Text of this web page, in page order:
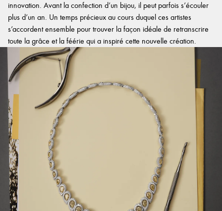
innovation. Avant la confection d’un bijou, il peut parfois s’écouler
plus d’un an. Un temps précieux au cours duquel ces artistes
s’accordent ensemble pour trouver la façon idéale de retranscrire
toute la grâce et la féérie qui a inspiré cette nouvelle création.